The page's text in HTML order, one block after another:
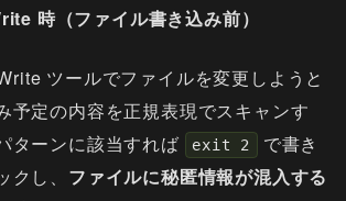
時（ファイル書き込み前）
ツールでファイルを変更しようと
予定の内容を正規表現でスキャンす
ターンに該当すれば
exit 2
で書き
し、 ファイルに秘匿情報が混入する